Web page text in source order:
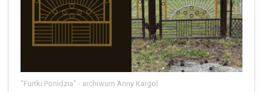
"Furtki Ponidzia" - archiwum Anny Kargol